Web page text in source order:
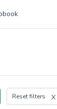
Reset filters